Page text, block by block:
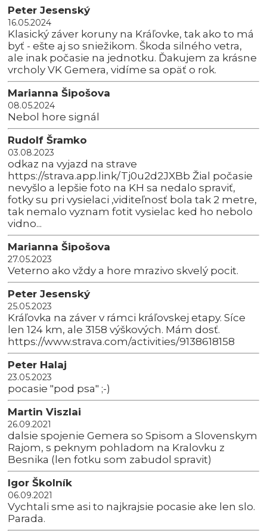
Peter Jesenský
16.05.2024
Klasický záver koruny na Kráľovke, tak ako to má
byť - ešte aj so sniežikom. Škoda silného vetra,
ale inak počasie na jednotku. Ďakujem za krásne
vrcholy VK Gemera, vidíme sa opäť o rok.
Marianna Šipošova
08.05.2024
Nebol hore signál
Rudolf Šramko
03.08.2023
odkaz na vyjazd na strave
https://strava.app.link/Tj0u2d2JXBb Žial počasie
nevyšlo a lepšie foto na KH sa nedalo spraviť,
fotky su pri vysielaci ,viditeľnosť bola tak 2 metre,
tak nemalo vyznam fotit vysielac ked ho nebolo
vidno...
Marianna Šipošova
27.05.2023
Veterno ako vždy a hore mrazivo skvelý pocit.
Peter Jesenský
25.05.2023
Kráľovka na záver v rámci kráľovskej etapy. Síce
len 124 km, ale 3158 výškových. Mám dosť.
https://www.strava.com/activities/9138618158
Peter Halaj
23.05.2023
pocasie "pod psa" ;-)
Martin Viszlai
26.09.2021
dalsie spojenie Gemera so Spisom a Slovenskym
Rajom, s peknym pohladom na Kralovku z
Besnika (len fotku som zabudol spravit)
Igor Školník
06.09.2021
Vychtali sme asi to najkrajsie pocasie ake len slo.
Parada.